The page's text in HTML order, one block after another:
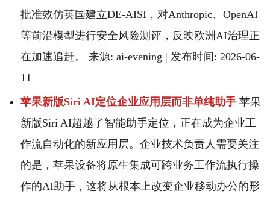
批准效仿英国建立DE-AISI，对Anthropic、OpenAI
等前沿模型进行安全风险测评，反映欧洲AI治理正
在加速追赶。 来源: ai-evening | 发布时间: 2026-06-
11
苹果新版Siri AI定位企业应用层而非单纯助手 苹果
新版Siri AI超越了智能助手定位，正在成为企业工
作流自动化的新应用层。企业技术负责人需要关注
的是，苹果设备将原生集成可跨业务工作流执行操
作的AI助手，这将从根本上改变企业移动办公的形